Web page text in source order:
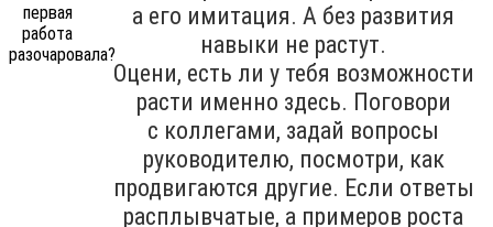
а его имитация. А без развития
навыки не растут.
Оцени, есть ли у тебя возможности
расти именно здесь. Поговори
с коллегами, задай вопросы
руководителю, посмотри, как
продвигаются другие. Если ответы
расплывчатые, а примеров роста